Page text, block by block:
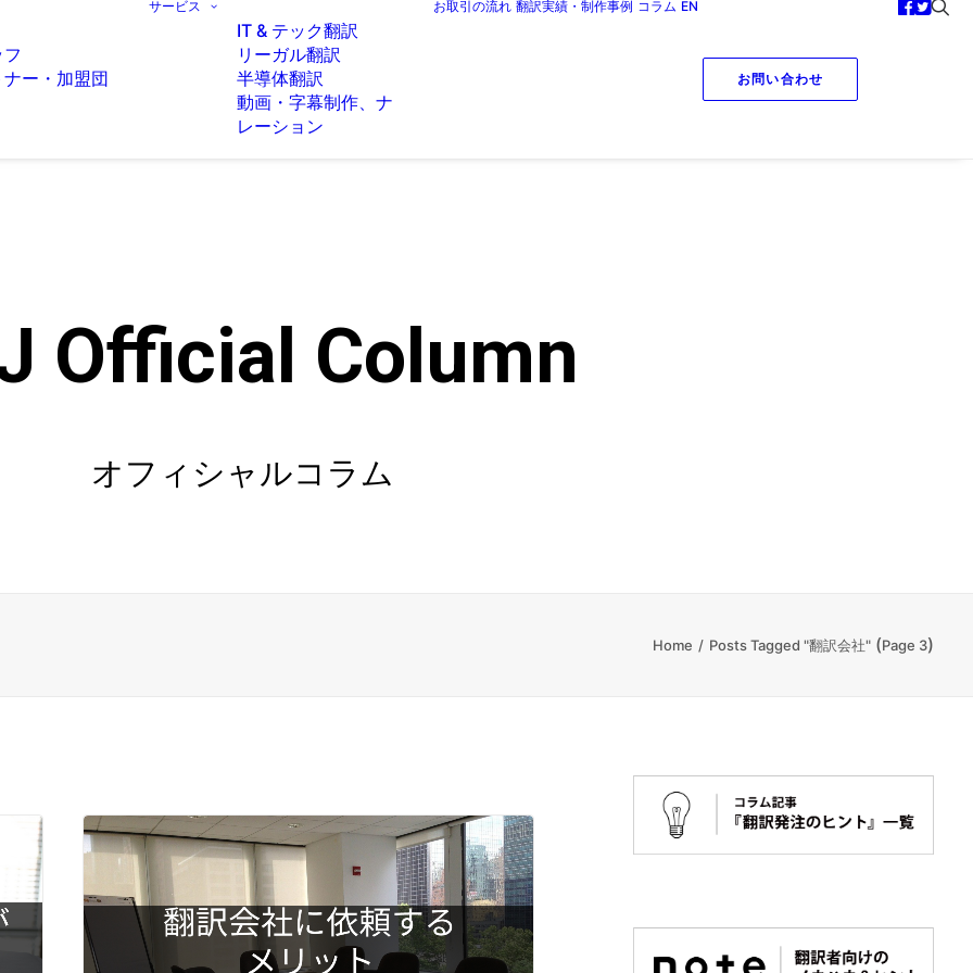
ー・加盟団
サービス
IT & テック翻訳
リーガル翻訳
半導体翻訳
動画・字幕制作、ナ
レーション
お取引の流れ 翻訳実績・制作事例 コラム EN
お問い合わせ
Official Column
オフィシャルコラム
Home Posts Tagged "翻訳会社" (Page 3)